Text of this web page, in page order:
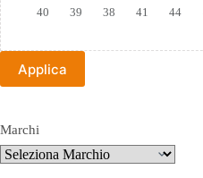
Taglia
40 39 38 41 44
Applica
Marchi